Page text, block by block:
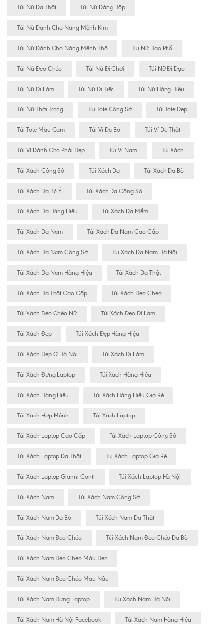
Túi Nữ Da Thật Túi Nữ Dáng Hộp
Túi Nữ Dành Cho Nàng Mệnh Kim
Túi Nữ Dành Cho Nàng Mệnh Thổ Túi Nữ Dạo Phố
Túi Nữ Đeo Chéo Túi Nữ Đi Chơi Túi Nữ Đi Dạo
Túi Nữ Đi Làm Túi Nữ Đi Tiệc Túi Nữ Hàng Hiệu
Túi Nữ Thời Trang Túi Tote Công Sở Túi Tote Đẹp
Túi Tote Màu Cam Túi Ví Da Bò Túi Ví Da Thật
Túi Ví Dành Cho Phái Đẹp Túi Ví Nam Túi Xách
Túi Xách Công Sở Túi Xách Da Túi Xách Da Bò
Túi Xách Da Bò Ý Túi Xách Da Công Sở
Túi Xách Da Hàng Hiêu Túi Xách Da Mềm
Túi Xách Da Nam Túi Xách Da Nam Cao Cấp
Túi Xách Da Nam Công Sở Túi Xách Da Nam Hà Nội
Túi Xách Da Nam Hàng Hiệu Túi Xách Da Thật
Túi Xách Da Thật Cao Cấp Túi Xách Đeo Chéo
Túi Xách Đeo Chéo Nữ Túi Xách Đeo Đi Làm
Túi Xách Đẹp Túi Xách Đẹp Hàng Hiệu
Túi Xách Đẹp Ở Hà Nội Túi Xách Đi Làm
Túi Xách Đựng Laptop Túi Xách Hàng Hiêu
Túi Xách Hàng Hiệu Túi Xách Hàng Hiệu Giá Rẻ
Túi Xách Hợp Mệnh Túi Xách Laptop
Túi Xách Laptop Cao Cấp Túi Xách Laptop Công Sở
Túi Xách Laptop Da Thật Túi Xách Laptop Giá Rẻ
Túi Xách Laptop Gianni Conti Túi Xách Laptop Hà Nội
Túi Xách Nam Túi Xách Nam Công Sở
Túi Xách Nam Da Bò Túi Xách Nam Da Thật
Túi Xách Nam Đeo Chéo Túi Xách Nam Đeo Chéo Da Bò
Túi Xách Nam Đeo Chéo Màu Đen
Túi Xách Nam Đeo Chéo Màu Nâu
Túi Xách Nam Đựng Laptop Túi Xách Nam Hà Nội
Túi Xách Nam Hà Nội Facebook Túi Xách Nam Hàng Hiêu